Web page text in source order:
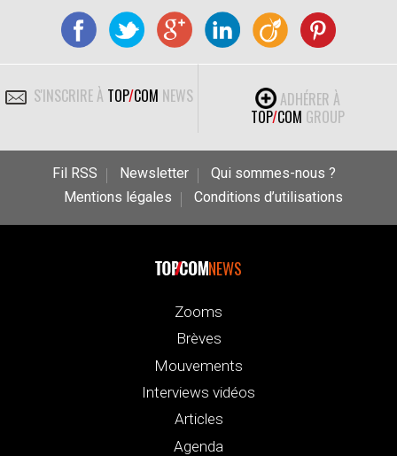
S'INSCRIRE À TOP/COM NEWS
ADHÉRER À
TOP/COM GROUP
Fil RSS Newsletter
Qui sommes-nous ?
Mentions légales
Conditions d’utilisations
NEWS
Zooms
Brèves
Mouvements
Interviews vidéos
Articles
Agenda